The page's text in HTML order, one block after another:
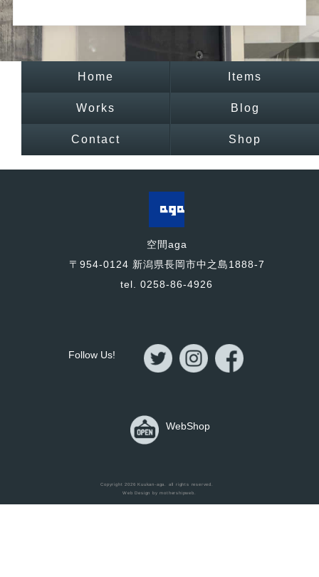
Home Items
Works Blog
Contact Shop
空間aga
〒954-0124 新潟県長岡市中之島1888-7
tel. 0258-86-4926
Follow Us!
WebShop
Copyright 2026Kuukan-aga
. all rights reserved.
Web Design bymothershipweb
Items